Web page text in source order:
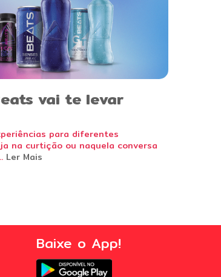
vai te levar
para diferentes
na curtição ou naquela conversa
Ler Mais
Baixe o App!